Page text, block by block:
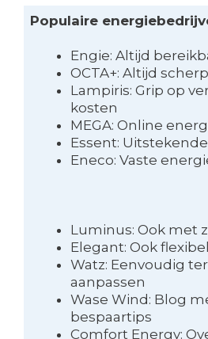
Populaire
Engie: Altijd
OCTA+: Altijd
Lampiris: Grip op
kosten
MEGA: Online
Essent:
Eneco: Vaste
Luminus: Ook met
Elegant: Ook
Watz: Eenvoudig
aanpassen
Wase Wind: Blog
bespaartips
Comfort Energy: